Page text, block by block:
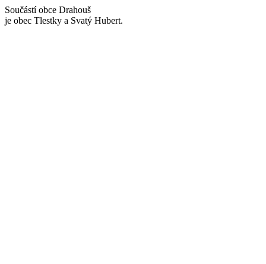
Součástí obce Drahouš
je obec Tlestky a Svatý Hubert.